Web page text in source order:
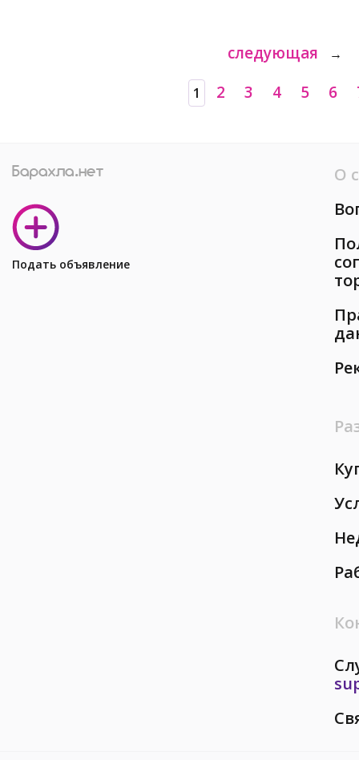
следующая →
1 2 3 4 5 6
Подать объявление
О